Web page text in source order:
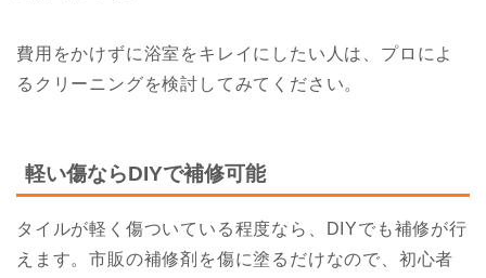
費用をかけずに浴室をキレイにしたい人は、プロによ
るクリーニングを検討してみてください。
軽い傷ならDIYで補修可能
タイルが軽く傷ついている程度なら、DIYでも補修が行
えます。市販の補修剤を傷に塗るだけなので、初心者